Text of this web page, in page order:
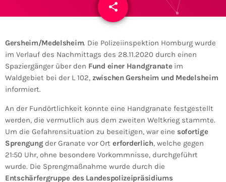
share
email
Gersheim/Medelsheim. Die Polizeiinspektion Homburg wurde
im Verlauf des Nachmittags des 28.11.2020 durch einen
Spaziergänger über den Fund einer Handgranateim
Waldgebiet bei der L 102, zwischen Gersheim und Medelsheim
informiert.
An der Fundörtlichkeit konnte eine Handgranate festgestellt
werden, die vermutlich aus dem zweiten Weltkrieg stammte.
Um die Gefahrensituation zu beseitigen, war eine sofortige
Sprengungder Granate vor Orterforderlich, welche gegen
21:50 Uhr, ohne besondere Vorkommnisse, durchgeführt
wurde. Die Sprengmaßnahme wurde durch die
Entschärfergruppe des Landespolizeipräsidiums